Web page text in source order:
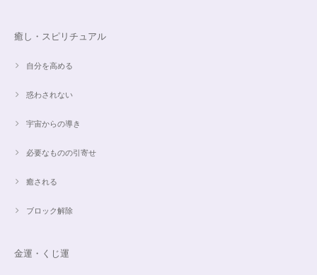
癒し・スピリチュアル
自分を高める
惑わされない
宇宙からの導き
必要なものの引寄せ
癒される
ブロック解除
金運・くじ運